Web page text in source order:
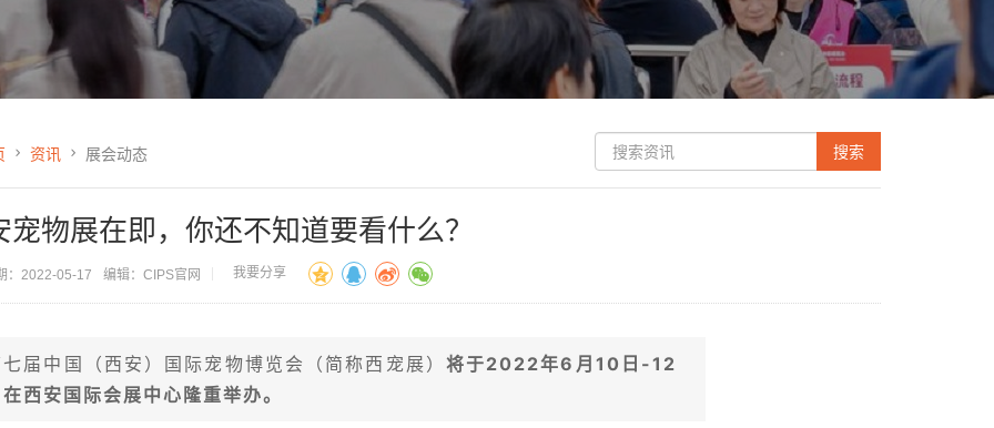
资讯 展会动态
宠物展在即，你还不知道要看什么？
：2022-05-17 编辑：CIPS官网 我要分享
届中国（西安）国际宠物博览会（简称西宠展） 将于2022年6月10日-12
西安国际会展中心隆重举办。